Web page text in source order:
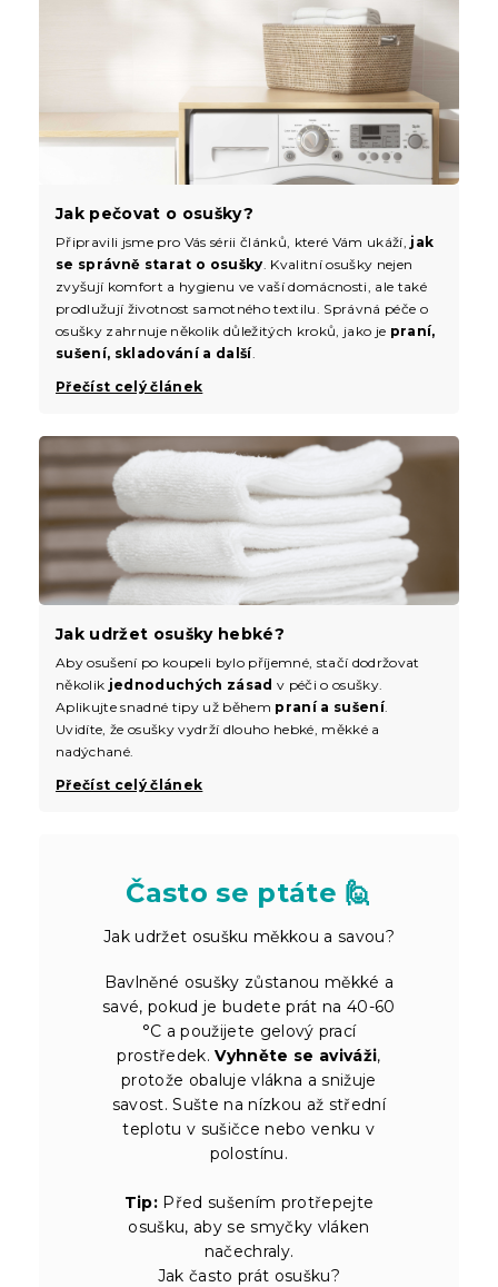
Jak udržet osušky hebké?
Aby osušení po koupeli bylo příjemné, stačí dodržovat
několik jednoduchých zásad v péči o osušky.
Aplikujte snadné tipy už během praní a sušení.
Uvidíte, že osušky vydrží dlouho hebké, měkké a
nadýchané.
Přečíst celý článek
Jak pečovat o osušky?
Připravili jsme pro Vás sérii článků, které Vám ukáží, jak
se správně starat o osušky. Kvalitní osušky nejen
zvyšují komfort a hygienu ve vaší domácnosti, ale také
prodlužují životnost samotného textilu. Správná péče o
osušky zahrnuje několik důležitých kroků, jako je praní,
sušení, skladování a další.
Přečíst celý článek
Často se ptáte 🙋
Jak udržet osušku měkkou a savou?
Bavlněné osušky zůstanou měkké a
savé, pokud je budete prát na 40-60
°C a použijete gelový prací
prostředek.Vyhněte se aviváži,
protože obaluje vlákna a snižuje
savost. Sušte na nízkou až střední
teplotu v sušičce nebo venku v
polostínu.
Tip: Před sušením protřepejte
osušku, aby se smyčky vláken
načechraly.
Jak často prát osušku?